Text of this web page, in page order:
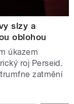
slzy a
oblohou
úkazem
roj Perseid.
zatmění